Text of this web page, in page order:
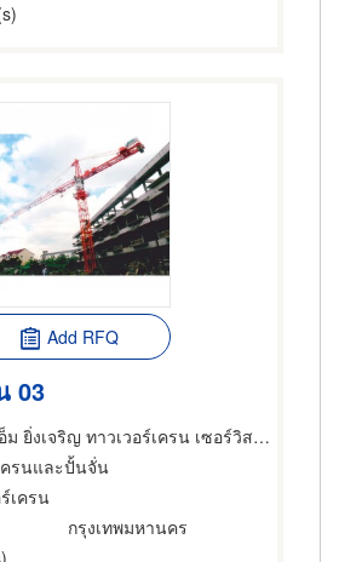
Add RFQ
03
บริษัท เอ็ม แอนด์ เอ็ม ยิ่งเจริญ ทาวเวอร์เครน เซอร์วิส จำกัด
ครนและปั้นจั่น
เครน
กรุงเทพมหานคร